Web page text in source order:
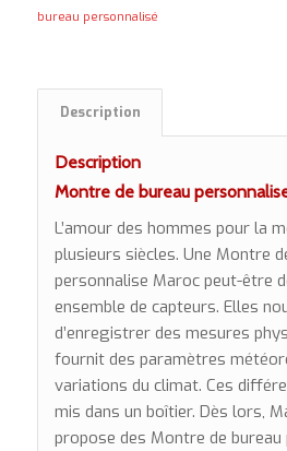
bureau personnalisé
Description
Description
Montre de bureau
L’amour des hommes pour la
plusieurs siècles. Une Montre
personnalise Maroc peut-être
ensemble de capteurs. Elles
d’enregistrer des mesures
fournit des paramètres
variations du climat. Ces
mis dans un boîtier. Dès lors,
propose des Montre de